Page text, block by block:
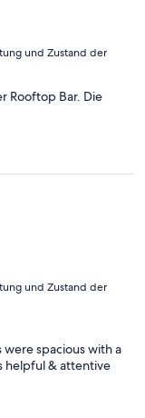
und Zustand der
Rooftop Bar. Die
und Zustand der
spacious with a
helpful & attentive